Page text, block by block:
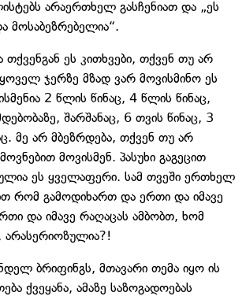
არაერთხელ გასჩენიათ და „ეს
მოსაბეზრებელია“.
თქვენგან ეს კითხვები, თქვენ თუ არ
ჯერზე მზად ვარ მოვისმინო ეს
2 წლის წინაც, 4 წლის წინაც,
შარშანაც, 6 თვის წინაც, 3
მე არ მბეზრდება, თქვენ თუ არ
მოვისმენ. პასუხი გაგეცით
ეს ყველაფერი. სამ თვეში ერთხელ
რომ გამოდიხართ და ერთი და იმავე
და იმავე რაღაცას ამბობთ, ხომ
არასერიოზულია?!
ბრიფინგს, მთავარი თემა იყო ის
ქვეყანა, ამაზე საზოგადოებას